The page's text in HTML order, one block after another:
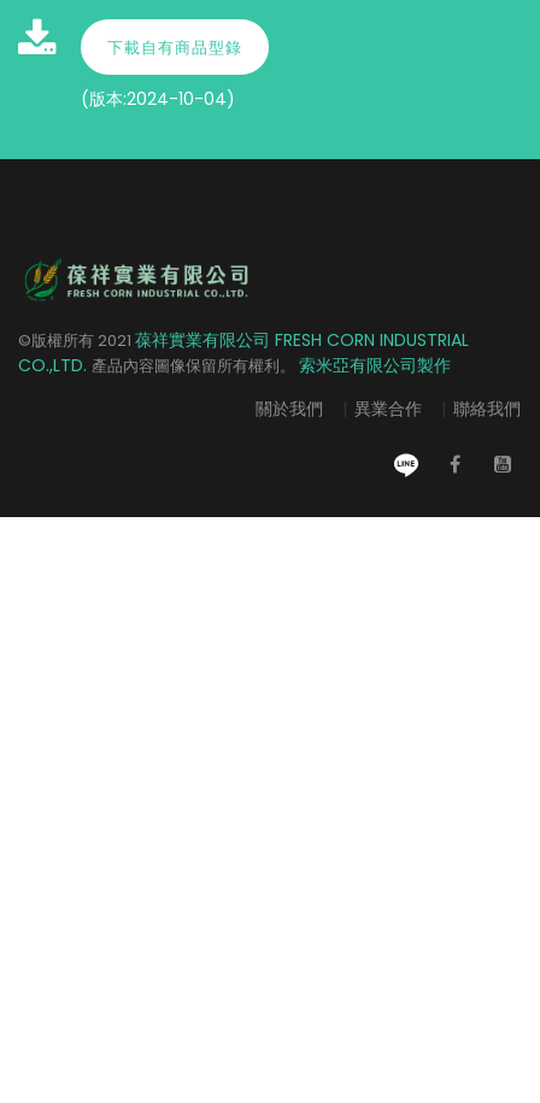
下載自有商品型錄
(版本:2024-10-04)
©版權所有 2021 葆祥實業有限公司 FRESH CORN INDUSTRIAL
CO.,LTD. 產品內容圖像保留所有權利。 索米亞有限公司製作
關於我們
| 異業合作 | 聯絡我們